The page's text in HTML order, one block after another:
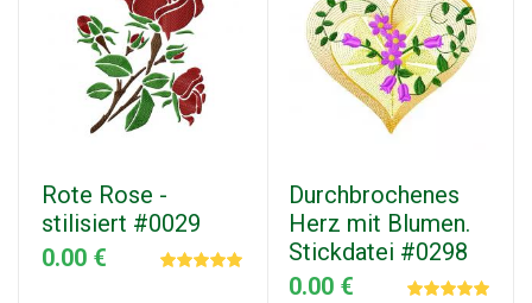
Rote Rose -
stilisiert #0029
0.00 €
Durchbrochenes
Herz mit Blumen.
Stickdatei #0298
0.00 €